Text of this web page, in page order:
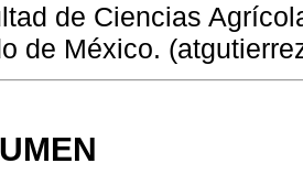
de Ciencias
de México.